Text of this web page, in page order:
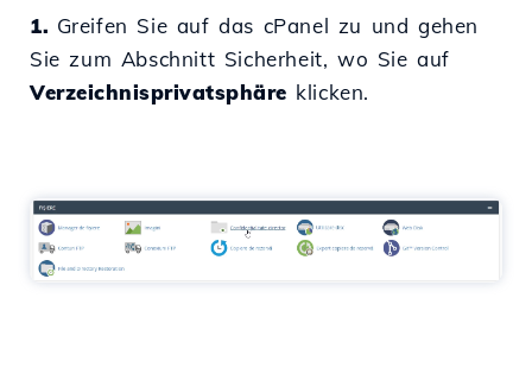
1. Greifen Sie auf das cPanel zu und gehen
Sie zum Abschnitt Sicherheit, wo Sie auf
Verzeichnisprivatsphäre klicken.